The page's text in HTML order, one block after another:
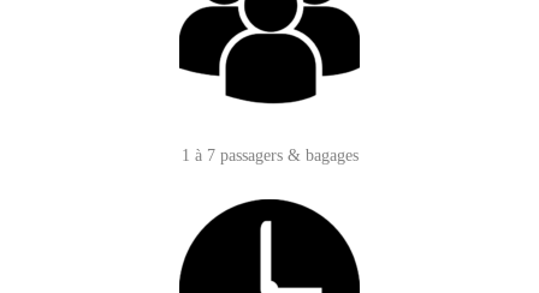
1 à 7 passagers & bagages